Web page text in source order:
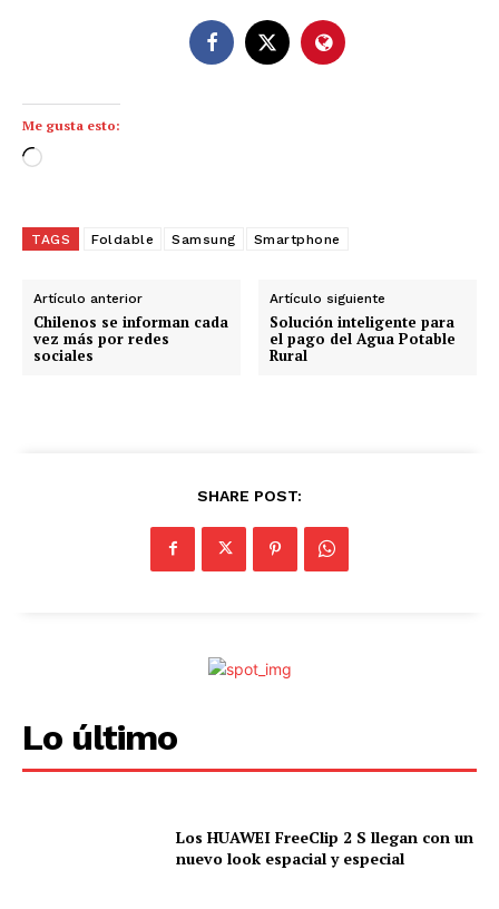
Me gusta esto:
C
g
n
d
o
TAGS Foldable Samsung Smartphone
Artículo anterior
Chilenos se informan cada
vez más por redes
sociales
Artículo siguiente
Solución inteligente para
el pago del Agua Potable
Rural
SHARE POST:
Lo último
Los HUAWEI FreeClip 2 S llegan con un
nuevo look espacial y especial